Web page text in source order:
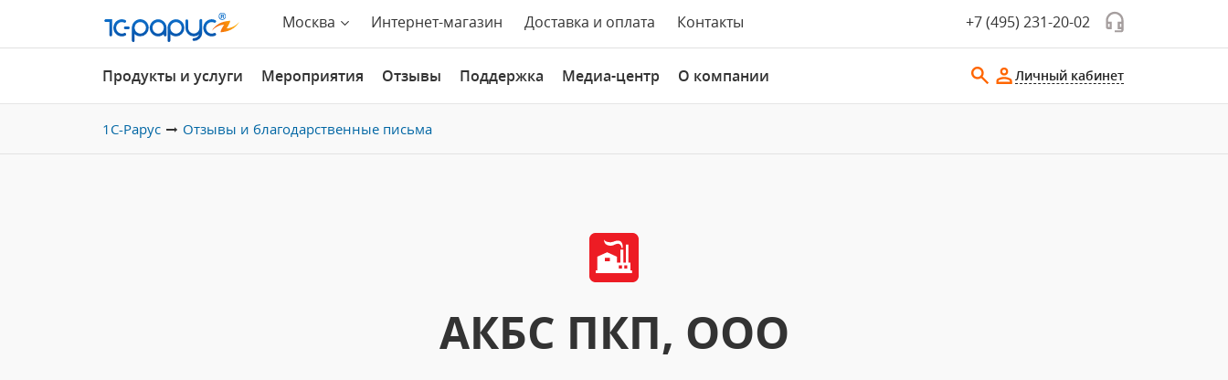
Москва Интернет-магазин Доставка и оплата Контакты +7 (495) 231-20-02
Продукты и услуги Мероприятия Отзывы Поддержка Медиа-центр О компании Личный кабинет
1С-Рарус Отзывы и благодарственные письма
АКБС ПКП, ООО